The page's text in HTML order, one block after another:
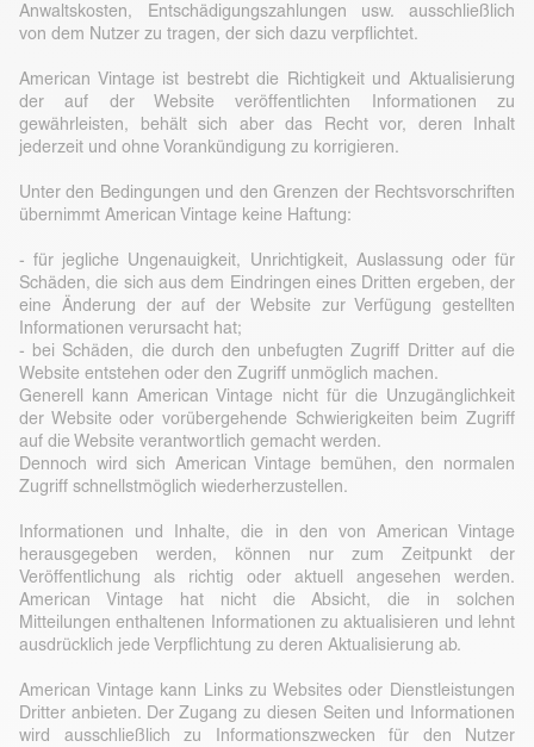
Anwaltskosten, Entschädigungszahlungen usw. ausschließlich
von dem Nutzer zu tragen, der sich dazu verpflichtet.
American Vintage ist bestrebt die Richtigkeit und Aktualisierung
der auf der Website veröffentlichten Informationen zu
gewährleisten, behält sich aber das Recht vor, deren Inhalt
jederzeit und ohne Vorankündigung zu korrigieren.
Unter den Bedingungen und den Grenzen der Rechtsvorschriften
übernimmt American Vintage keine Haftung:
- für jegliche Ungenauigkeit, Unrichtigkeit, Auslassung oder für
Schäden, die sich aus dem Eindringen eines Dritten ergeben, der
eine Änderung der auf der Website zur Verfügung gestellten
Informationen verursacht hat;
- bei Schäden, die durch den unbefugten Zugriff Dritter auf die
Website entstehen oder den Zugriff unmöglich machen.
Generell kann American Vintage nicht für die Unzugänglichkeit
der Website oder vorübergehende Schwierigkeiten beim Zugriff
auf die Website verantwortlich gemacht werden.
Dennoch wird sich American Vintage bemühen, den normalen
Zugriff schnellstmöglich wiederherzustellen.
Informationen und Inhalte, die in den von American Vintage
herausgegeben werden, können nur zum Zeitpunkt der
Veröffentlichung als richtig oder aktuell angesehen werden.
American Vintage hat nicht die Absicht, die in solchen
Mitteilungen enthaltenen Informationen zu aktualisieren und lehnt
ausdrücklich jede Verpflichtung zu deren Aktualisierung ab.
American Vintage kann Links zu Websites oder Dienstleistungen
Dritter anbieten. Der Zugang zu diesen Seiten und Informationen
wird ausschließlich zu Informationszwecken für den Nutzer